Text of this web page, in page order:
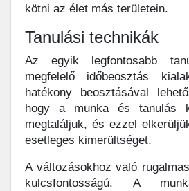
kötni az élet más területein.
Tanulási technikák
Az egyik legfontosabb
megfelelő időbeosztás
hatékony beosztásával
hogy a munka és tanulás
megtaláljuk, és ezzel
esetleges kimerültséget.
A változásokhoz való
kulcsfontosságú. A